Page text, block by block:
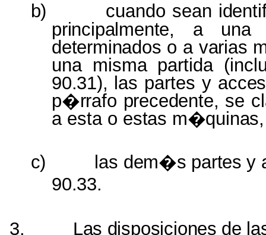
b)
cuando sean
principalmente, a
determinados o a varias
una misma partida
90.31), las partes y
p�rrafo precedente, se
a esta o estas
c) las dem�s partes y
90.33.
3. Las disposiciones de